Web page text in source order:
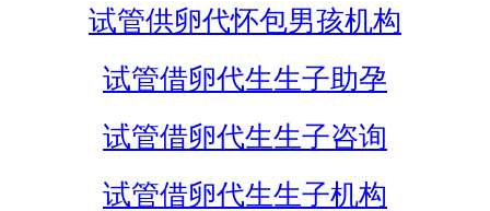
试管供卵代怀包男孩机构
试管借卵代生生子助孕
试管借卵代生生子咨询
试管借卵代生生子机构